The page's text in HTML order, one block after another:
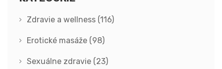
Zdravie a wellness (116)
Erotické masáže (98)
Sexuálne zdravie (23)